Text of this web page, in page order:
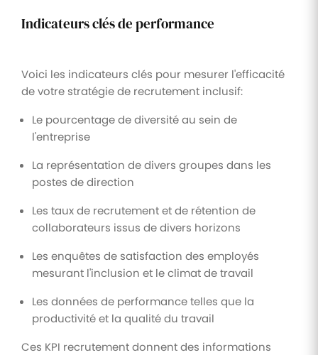
Indicateurs clés de performance
Voici les indicateurs clés pour mesurer l'efficacité
de votre stratégie de recrutement inclusif:
Le pourcentage de diversité au sein de
l'entreprise
La représentation de divers groupes dans les
postes de direction
Les taux de recrutement et de rétention de
collaborateurs issus de divers horizons
Les enquêtes de satisfaction des employés
mesurant l'inclusion et le climat de travail
Les données de performance telles que la
productivité et la qualité du travail
Ces KPI recrutement donnent des informations